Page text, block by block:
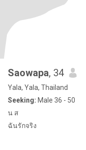
Saowapa, 34
Yala, Yala, Thailand
Seeking: Male 36 - 50
น ส
ฉันรักจริง